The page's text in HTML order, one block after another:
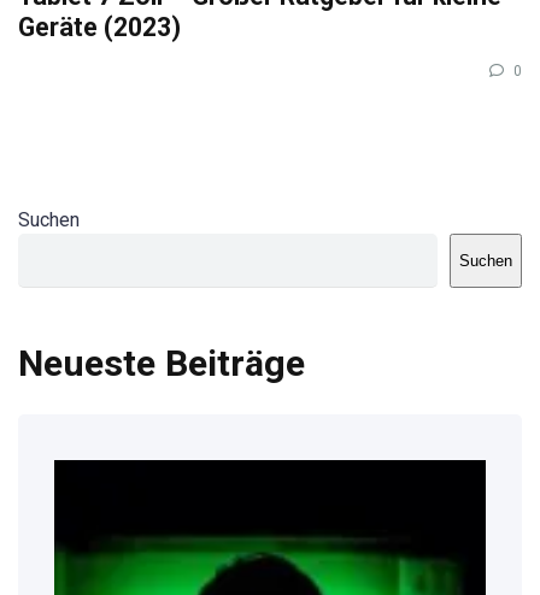
Geräte (2023)
0
Suchen
Suchen
Neueste Beiträge